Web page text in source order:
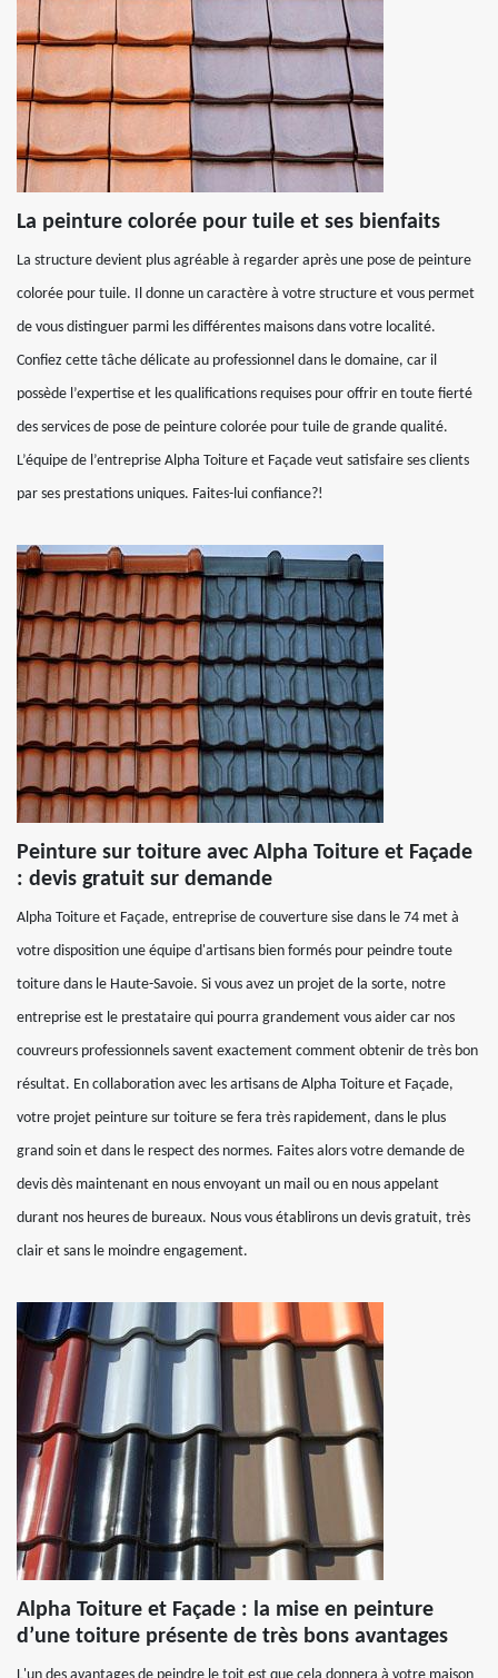
La peinture colorée pour tuile et ses bienfaits
La structure devient plus agréable à regarder après une pose de peinture
colorée pour tuile. Il donne un caractère à votre structure et vous permet
de vous distinguer parmi les différentes maisons dans votre localité.
Confiez cette tâche délicate au professionnel dans le domaine, car il
possède l’expertise et les qualifications requises pour offrir en toute fierté
des services de pose de peinture colorée pour tuile de grande qualité.
L’équipe de l’entreprise Alpha Toiture et Façade veut satisfaire ses clients
par ses prestations uniques. Faites-lui confiance?!
Peinture sur toiture avec Alpha Toiture et Façade
: devis gratuit sur demande
Alpha Toiture et Façade, entreprise de couverture sise dans le 74 met à
votre disposition une équipe d'artisans bien formés pour peindre toute
toiture dans le Haute-Savoie. Si vous avez un projet de la sorte, notre
entreprise est le prestataire qui pourra grandement vous aider car nos
couvreurs professionnels savent exactement comment obtenir de très bon
résultat. En collaboration avec les artisans de Alpha Toiture et Façade,
votre projet peinture sur toiture se fera très rapidement, dans le plus
grand soin et dans le respect des normes. Faites alors votre demande de
devis dès maintenant en nous envoyant un mail ou en nous appelant
durant nos heures de bureaux. Nous vous établirons un devis gratuit, très
clair et sans le moindre engagement.
Alpha Toiture et Façade : la mise en peinture
d’une toiture présente de très bons avantages